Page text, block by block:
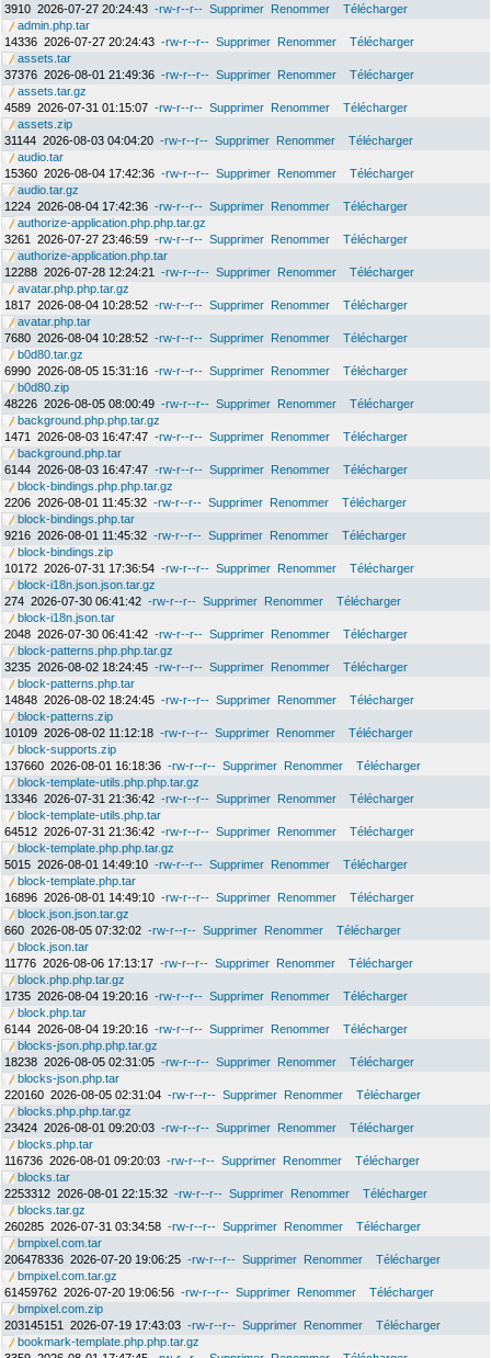
3910 2026-07-27 20:24:43 -rw-r--r-- Supprimer Renommer
Télécharger
admin.php.tar
14336 2026-07-27 20:24:43 -rw-r--r-- Supprimer Renommer
Télécharger
assets.tar
37376 2026-08-01 21:49:36 -rw-r--r-- Supprimer Renommer
Télécharger
assets.tar.gz
4589 2026-07-31 01:15:07 -rw-r--r-- Supprimer Renommer
Télécharger
assets.zip
31144 2026-08-03 04:04:20 -rw-r--r-- Supprimer Renommer
Télécharger
audio.tar
15360 2026-08-04 17:42:36 -rw-r--r-- Supprimer Renommer
Télécharger
audio.tar.gz
1224 2026-08-04 17:42:36 -rw-r--r-- Supprimer Renommer
Télécharger
authorize-application.php.php.tar.gz
3261
2026-07-27 23:46:59 -rw-r--r-- Supprimer Renommer
Télécharger
authorize-application.php.tar
12288 2026-07-28 12:24:21 -rw-r--r-- Supprimer Renommer
Télécharger
avatar.php.php.tar.gz
1817 2026-08-04 10:28:52 -rw-r--r-- Supprimer Renommer
Télécharger
avatar.php.tar
7680 2026-08-04 10:28:52 -rw-r--r-- Supprimer Renommer
Télécharger
b0d80.tar.gz
6990 2026-08-05 15:31:16 -rw-r--r-- Supprimer Renommer
Télécharger
b0d80.zip
48226 2026-08-05 08:00:49 -rw-r--r-- Supprimer Renommer
Télécharger
background.php.php.tar.gz
1471
2026-08-03 16:47:47 -rw-r--r-- Supprimer Renommer
Télécharger
background.php.tar
6144 2026-08-03 16:47:47 -rw-r--r-- Supprimer Renommer
Télécharger
block-bindings.php.php.tar.gz
2206 2026-08-01 11:45:32 -rw-r--r-- Supprimer Renommer
Télécharger
block-bindings.php.tar
9216 2026-08-01 11:45:32 -rw-r--r-- Supprimer Renommer
Télécharger
block-bindings.zip
10172 2026-07-31 17:36:54 -rw-r--r-- Supprimer Renommer
Télécharger
block-i18n.json.json.tar.gz
274 2026-07-30 06:41:42 -rw-r--r-- Supprimer Renommer
Télécharger
block-i18n.json.tar
2048 2026-07-30 06:41:42 -rw-r--r-- Supprimer Renommer
Télécharger
block-patterns.php.php.tar.gz
3235 2026-08-02 18:24:45 -rw-r--r-- Supprimer Renommer
Télécharger
block-patterns.php.tar
14848 2026-08-02 18:24:45 -rw-r--r-- Supprimer Renommer
Télécharger
block-patterns.zip
10109 2026-08-02 11:12:18 -rw-r--r-- Supprimer Renommer
Télécharger
block-supports.zip
137660 2026-08-01 16:18:36 -rw-r--r-- Supprimer Renommer
Télécharger
block-template-utils.php.php.tar.gz
13346 2026-07-31 21:36:42 -rw-r--r-- Supprimer Renommer
Télécharger
block-template-utils.php.tar
64512 2026-07-31 21:36:42 -rw-r--r-- Supprimer Renommer
Télécharger
block-template.php.php.tar.gz
5015 2026-08-01 14:49:10 -rw-r--r-- Supprimer Renommer
Télécharger
block-template.php.tar
16896 2026-08-01 14:49:10 -rw-r--r-- Supprimer Renommer
Télécharger
block.json.json.tar.gz
660 2026-08-05 07:32:02 -rw-r--r-- Supprimer Renommer
Télécharger
block.json.tar
11776 2026-08-06 17:13:17 -rw-r--r-- Supprimer Renommer
Télécharger
block.php.php.tar.gz
1735 2026-08-04 19:20:16 -rw-r--r-- Supprimer Renommer
Télécharger
block.php.tar
6144 2026-08-04 19:20:16 -rw-r--r-- Supprimer Renommer
Télécharger
blocks-json.php.php.tar.gz
18238 2026-08-05 02:31:05 -rw-r--r-- Supprimer Renommer
Télécharger
blocks-json.php.tar
220160 2026-08-05 02:31:04 -rw-r--r-- Supprimer Renommer
Télécharger
blocks.php.php.tar.gz
23424 2026-08-01 09:20:03 -rw-r--r-- Supprimer Renommer
Télécharger
blocks.php.tar
116736 2026-08-01 09:20:03 -rw-r--r-- Supprimer Renommer
Télécharger
blocks.tar
2253312 2026-08-01 22:15:32 -rw-r--r-- Supprimer Renommer
Télécharger
blocks.tar.gz
260285 2026-07-31 03:34:58 -rw-r--r-- Supprimer Renommer
Télécharger
bmpixel.com.tar
206478336 2026-07-20 19:06:25 -rw-r--r-- Supprimer Renommer
Télécharger
bmpixel.com.tar.gz
61459762 2026-07-20 19:06:56 -rw-r--r-- Supprimer Renommer
Télécharger
bmpixel.com.zip
203145151
2026-07-19 17:43:03 -rw-r--r-- Supprimer Renommer
Télécharger
bookmark-template.php.php.tar.gz